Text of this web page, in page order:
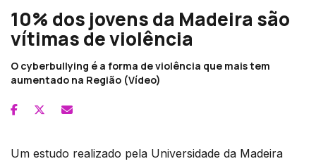
10% dos jovens da Madeira são
vítimas de violência
O cyberbullying é a forma de violência que mais tem
aumentado na Região (Vídeo)
Um estudo realizado pela Universidade da Madeira